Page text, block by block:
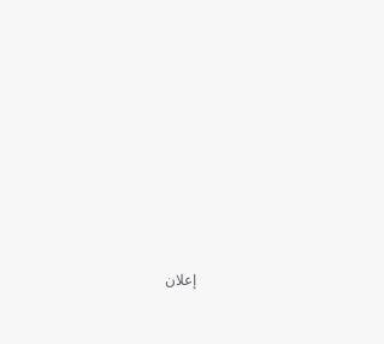
إعلان